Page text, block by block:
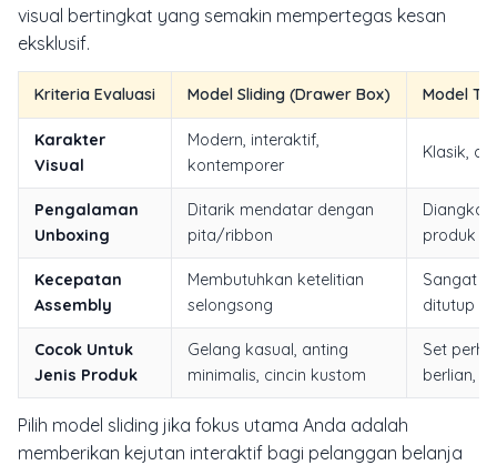
visual bertingkat yang semakin mempertegas kesan
eksklusif.
Kriteria Evaluasi Model Sliding (Drawer Box) Model
Karakter
Visual
Modern, interaktif,
kontemporer
Klasik,
Pengalaman
Unboxing
Ditarik mendatar dengan
pita/ribbon
Diangkat
produk
Kecepatan
Assembly
Membutuhkan ketelitian
selongsong
Sangat
ditutup
Cocok Untuk
Jenis Produk
Gelang kasual, anting
minimalis, cincin kustom
Set
berlian,
Pilih model sliding jika fokus utama Anda adalah
memberikan kejutan interaktif bagi pelanggan belanja